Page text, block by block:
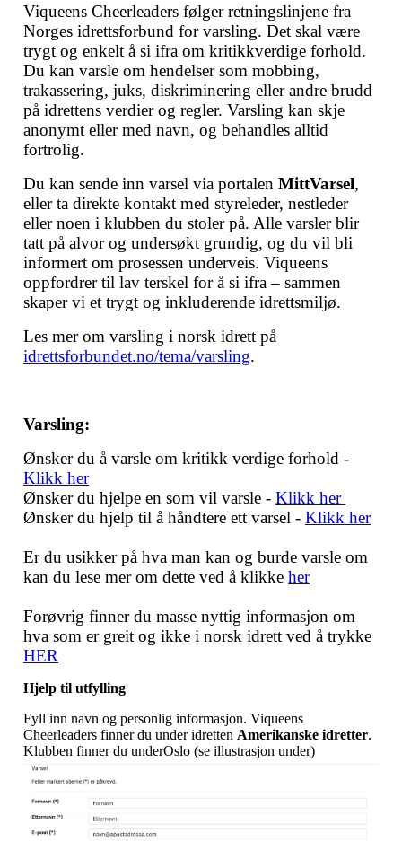
Viqueens Cheerleaders følger retningslinjene fra
Norges idrettsforbund for varsling. Det skal være
trygt og enkelt å si ifra om kritikkverdige forhold.
Du kan varsle om hendelser som mobbing,
trakassering, juks, diskriminering eller andre brudd
på idrettens verdier og regler. Varsling kan skje
anonymt eller med navn, og behandles alltid
fortrolig.
Du kan sende inn varsel via portalen MittVarsel,
eller ta direkte kontakt med styreleder, nestleder
eller noen i klubben du stoler på. Alle varsler blir
tatt på alvor og undersøkt grundig, og du vil bli
informert om prosessen underveis. Viqueens
oppfordrer til lav terskel for å si ifra – sammen
skaper vi et trygt og inkluderende idrettsmiljø.
Les mer om varsling i norsk idrett på
idrettsforbundet.no/tema/varsling.
Varsling:
Ønsker du å varsle om kritikk verdige forhold -
Klikk her
Ønsker du hjelpe en som vil varsle - Klikk her
Ønsker du hjelp til å håndtere ett varsel - Klikk her
Er du usikker på hva man kan og burde varsle om
kan du lese mer om dette ved å klikke her
Forøvrig finner du masse nyttig informasjon om
hva som er greit og ikke i norsk idrett ved å trykke
HER
Hjelp til utfylling
Fyll inn navn og personlig informasjon. Viqueens
Cheerleaders finner du under idretten Amerikanske idretter.
Klubben finner du underOslo (se illustrasjon under)